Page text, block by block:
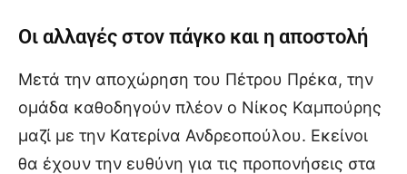
Οι αλλαγές στον πάγκο και η αποστολή
Μετά την αποχώρηση του Πέτρου Πρέκα, την
ομάδα καθοδηγούν πλέον ο Νίκος Καμπούρης
μαζί με την Κατερίνα Ανδρεοπούλου. Εκείνοι
θα έχουν την ευθύνη για τις προπονήσεις στα